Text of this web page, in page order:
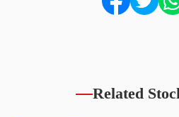
Related